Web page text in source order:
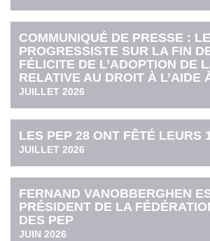
COMMUNIQUÉ DE PRESSE :
PROGRESSISTE SUR LA FIN
FÉLICITE DE L’ADOPTION DE
RELATIVE AU DROIT À L’AIDE
JUILLET 2026
LES PEP 28 ONT FÊTÉ LEURS
JUILLET 2026
FERNAND VANOBBERGHEN
PRÉSIDENT DE LA
DES PEP
JUIN 2026